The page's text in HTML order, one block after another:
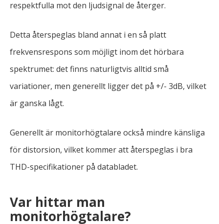
respektfulla mot den ljudsignal de återger.
Detta återspeglas bland annat i en så platt
frekvensrespons som möjligt inom det hörbara
spektrumet: det finns naturligtvis alltid små
variationer, men generellt ligger det på +/- 3dB, vilket
är ganska lågt.
Generellt är monitorhögtalare också mindre känsliga
för distorsion, vilket kommer att återspeglas i bra
THD-specifikationer på databladet.
Var hittar man
monitorhögtalare?